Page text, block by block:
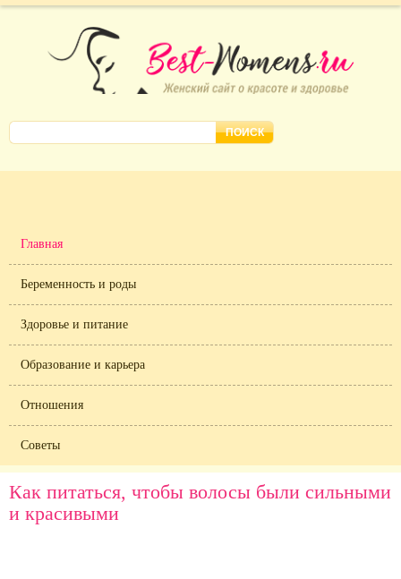
Главная
Беременность и роды
Здоровье и питание
Образование и карьера
Отношения
Советы
Как питаться, чтобы волосы были сильными
и красивыми